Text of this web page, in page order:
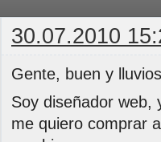
30.07.2010
Gente, buen y
Soy diseñador web,
me quiero comprar